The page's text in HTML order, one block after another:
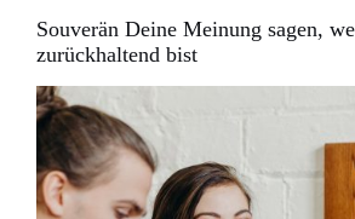
Souverän Deine Meinung sagen,
zurückhaltend bist